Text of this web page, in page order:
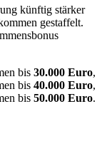
künftig stärker
gestaffelt.
bis 30.000 Euro,
bis 40.000 Euro,
bis 50.000 Euro.